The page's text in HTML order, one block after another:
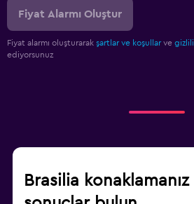
Fiyat Alarmı Oluştur
Fiyat alarmı oluşturarak şartlar ve koşullar ve
ediyorsunuz
Brasilia